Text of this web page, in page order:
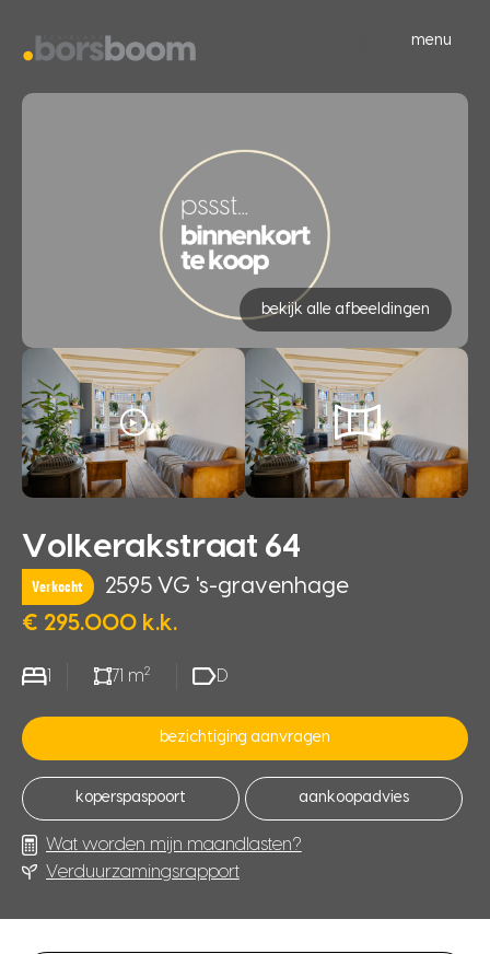
menu
bekijk alle afbeeldingen
Volkerakstraat 64
Verkocht
2595 VG 's-gravenhage
€ 295.000 k.k.
71 m2 D
bezichtiging aanvragen
koperspaspoort aankoopadvies
Wat worden mijn maandlasten?
Verduurzamingsrapport